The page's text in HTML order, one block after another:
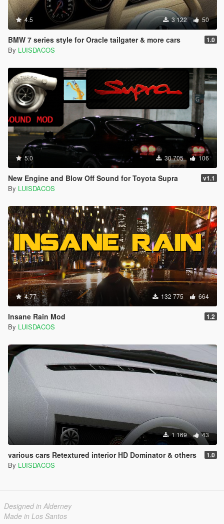
4.5 3 122 50
BMW 7 series style for Oracle tailgater & more cars 1.0
By LUISDACOS
5.0 30 705 106
New Engine and Blow Off Sound for Toyota Supra v1.1
By LUISDACOS
4.77 132 775 664
Insane Rain Mod 1.2
By LUISDACOS
1 169 43
various cars Retextured interior HD Dominator & others 1.0
By LUISDACOS
Designed in Alderney
Made in Los Santos